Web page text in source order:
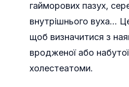
гайморових пазух,
внутрішнього вуха…
щоб визначитися з
вродженої або набутої
холестеатоми.